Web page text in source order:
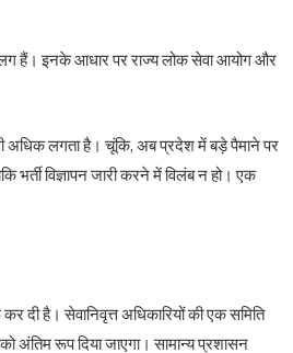
हैं। इनके आधार पर राज्य लोक सेवा आयोग और
अधिक लगता है। चूंकि, अब प्रदेश में बड़े पैमाने पर
भर्ती विज्ञापन जारी करने में विलंब न हो। एक
है। सेवानिवृत्त अधिकारियों की एक समिति
अंतिम रूप दिया जाएगा। सामान्य प्रशासन